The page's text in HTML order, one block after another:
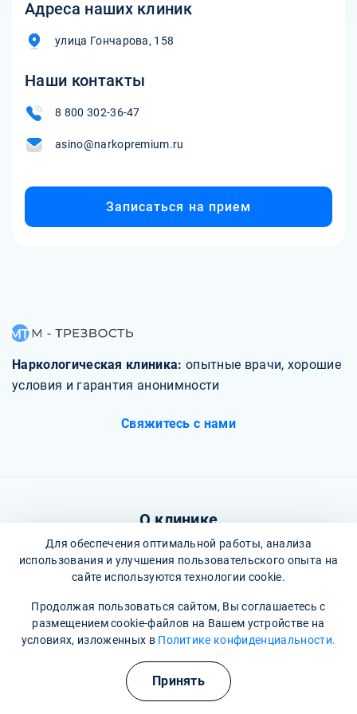
Адреса наших клиник
улица Гончарова, 158
Наши контакты
8 800 302-36-47
asino@narkopremium.ru
Записаться на прием
Наркологическая клиника: опытные врачи, хорошие
условия и гарантия анонимности
Свяжитесь с нами
О клинике
Фотогалерея
Вопрос - ответ
Карта сайта
Политика конфиденциальности
Полезные курсы
Для обеспечения оптимальной работы, анализа
использования и улучшения пользовательского опыта на
сайте используются технологии cookie.
Продолжая пользоваться сайтом, Вы соглашаетесь с
размещением cookie-файлов на Вашем устройстве на
условиях, изложенных в Политике конфиденциальности.
Принять